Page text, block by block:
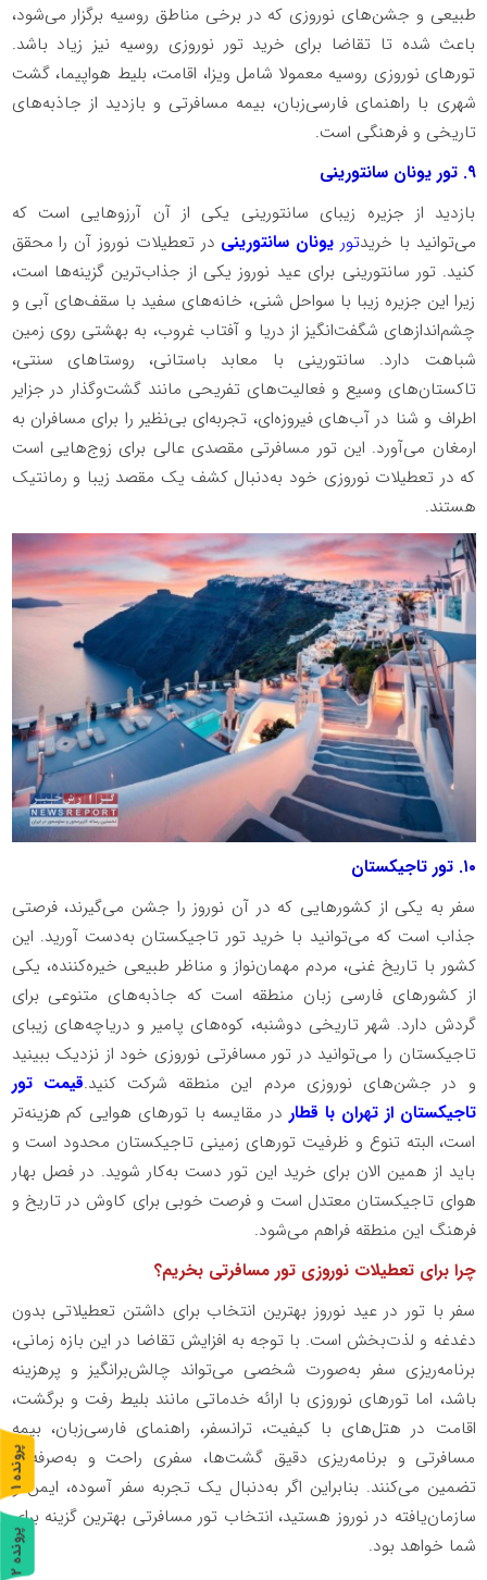
طبیعی و جشن‌های نوروزی که در برخی مناطق روسیه برگزار می‌شود،
باعث شده تا تقاضا برای خرید تور نوروزی روسیه نیز زیاد باشد.
تورهای نوروزی روسیه معمولا شامل ویزا، اقامت، بلیط هواپیما، گشت
شهری با راهنمای فارسی‌زبان، بیمه مسافرتی و بازدید از جاذبه‌های
تاریخی و فرهنگی است.
۹. تور یونان سانتورینی
بازدید از جزیره زیبای سانتورینی یکی از آن آرزوهایی است که
می‌توانید با خریدتور یونان سانتورینی در تعطیلات نوروز آن را محقق
کنید. تور سانتورینی برای عید نوروز یکی از جذاب‌ترین گزینه‌ها است،
زیرا این جزیره زیبا با سواحل شنی، خانه‌های سفید با سقف‌های آبی و
چشم‌اندازهای شگفت‌انگیز از دریا و آفتاب غروب، به بهشتی روی زمین
شباهت دارد. سانتورینی با معابد باستانی، روستاهای سنتی،
تاکستان‌های وسیع و فعالیت‌های تفریحی مانند گشت‌وگذار در جزایر
اطراف و شنا در آب‌های فیروزه‌ای، تجربه‌ای بی‌نظیر را برای مسافران به
ارمغان می‌آورد. این تور مسافرتی مقصدی عالی برای زوج‌هایی است
که در تعطیلات نوروزی خود به‌دنبال کشف یک مقصد زیبا و رمانتیک
هستند.
۱۰. تور تاجیکستان
سفر به یکی از کشورهایی که در آن نوروز را جشن می‌گیرند، فرصتی
جذاب است که می‌توانید با خرید تور تاجیکستان به‌دست آورید. این
کشور با تاریخ غنی، مردم مهمان‌نواز و مناظر طبیعی خیره‌کننده، یکی
از کشورهای فارسی زبان منطقه است که جاذبه‌های متنوعی برای
گردش دارد. شهر تاریخی دوشنبه، کوه‌های پامیر و دریاچه‌های زیبای
تاجیکستان را می‌توانید در تور مسافرتی نوروزی خود از نزدیک ببینید
و در جشن‌های نوروزی مردم این منطقه شرکت کنید.قیمت تور
تاجیکستان از تهران با قطار در مقایسه با تورهای هوایی کم هزینه‌تر
است، البته تنوع و ظرفیت تورهای زمینی تاجیکستان محدود است و
باید از همین الان برای خرید این تور دست به‌کار شوید. در فصل بهار
هوای تاجیکستان معتدل است و فرصت خوبی برای کاوش در تاریخ و
فرهنگ این منطقه فراهم می‌شود.
چرا برای تعطیلات نوروزی تور مسافرتی بخریم؟
سفر با تور در عید نوروز بهترین انتخاب برای داشتن تعطیلاتی بدون
دغدغه و لذت‌بخش است. با توجه به افزایش تقاضا در این بازه زمانی،
برنامه‌ریزی سفر به‌صورت شخصی می‌تواند چالش‌برانگیز و پرهزینه
باشد، اما تورهای نوروزی با ارائه خدماتی مانند بلیط رفت و برگشت،
اقامت در هتل‌های با کیفیت، ترانسفر، راهنمای فارسی‌زبان، بیمه
مسافرتی و برنامه‌ریزی دقیق گشت‌ها، سفری راحت و به‌صرفه را
تضمین می‌کنند. بنابراین اگر به‌دنبال یک تجربه سفر آسوده، ایمن و
سازمان‌یافته در نوروز هستید، انتخاب تور مسافرتی بهترین گزینه برای
شما خواهد بود.
پ
ر
و
ن
د
ه
1
پ
ر
و
ن
د
ه
2